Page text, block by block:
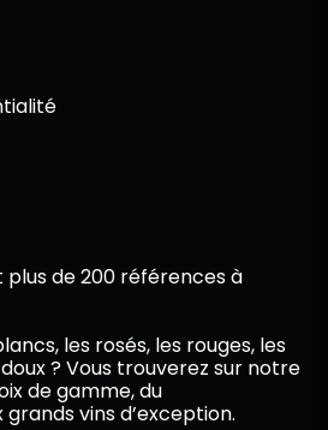
plus de 200 références à
les rosés, les rouges, les
? Vous trouverez sur notre
de gamme, du
vins d’exception.